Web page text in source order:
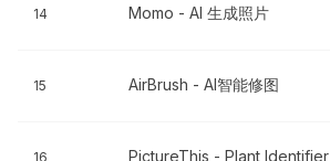
14 Momo - AI 生成照片
15 AirBrush - AI智能修图
16 PictureThis - Plant Identifier